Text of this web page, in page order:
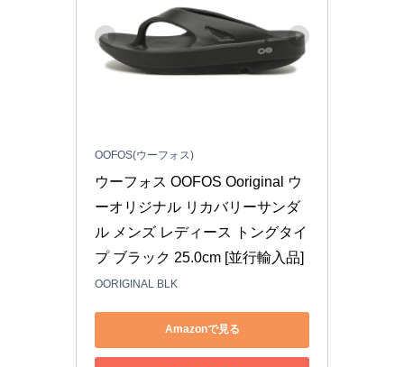
OOFOS(ウーフォス)
ウーフォス OOFOS Ooriginal ウ
ーオリジナル リカバリーサンダ
ル メンズ レディース トングタイ
プ ブラック 25.0cm [並行輸入品]
OORIGINAL BLK
Amazonで見る